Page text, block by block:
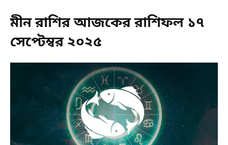
মীন রাশির আজকের রাশিফল ১৭
সেপ্টেম্বর ২০২৫